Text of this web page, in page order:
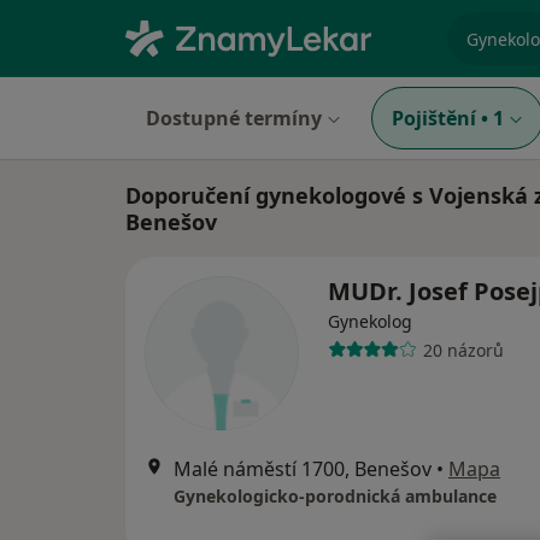
Dostupné termíny Pojištění • 1
Doporučení gynekologové s Vojenská
Benešov
MUDr. Josef
Gynekolog
20 názorů
Malé náměstí 1700, Benešov • Mapa
Gynekologicko-porodnická ambulance